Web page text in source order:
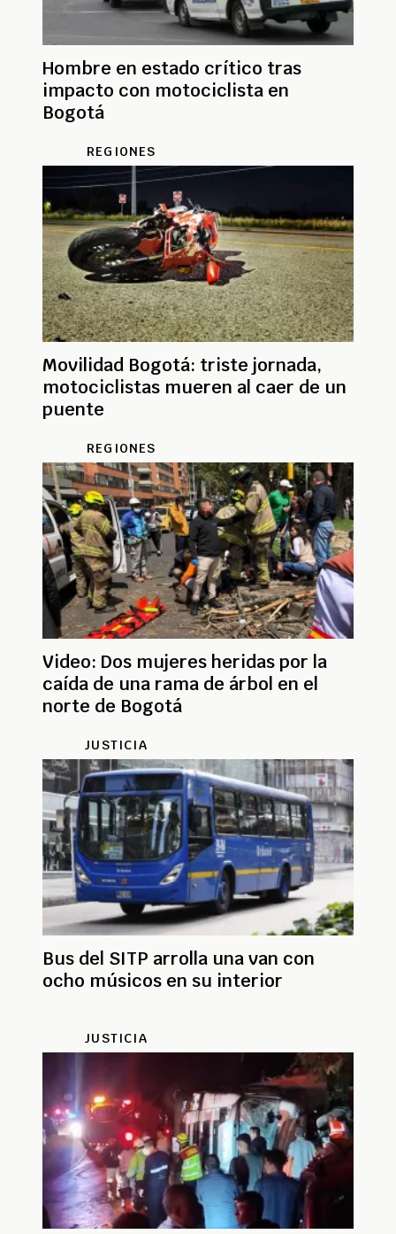
Hombre en estado crítico tras
impacto con motociclista en
Bogotá
REGIONES
Movilidad Bogotá: triste jornada,
motociclistas mueren al caer de un
puente
REGIONES
Video: Dos mujeres heridas por la
caída de una rama de árbol en el
norte de Bogotá
JUSTICIA
Bus del SITP arrolla una van con
ocho músicos en su interior
JUSTICIA